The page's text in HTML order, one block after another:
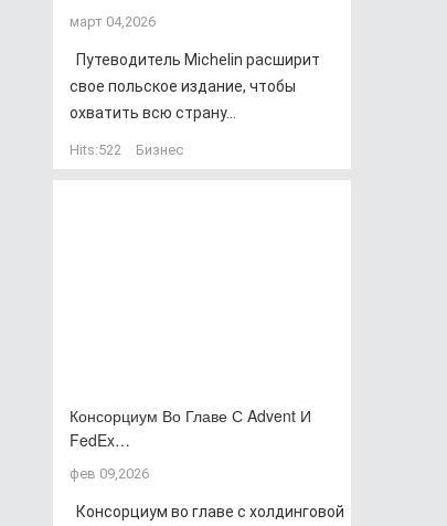
март 04,2026
Путеводитель Michelin расширит
свое польское издание, чтобы
охватить всю страну...
Hits:522 Бизнес
Консорциум Во Главе С Advent И
FedEx…
фев 09,2026
Консорциум во главе с холдинговой